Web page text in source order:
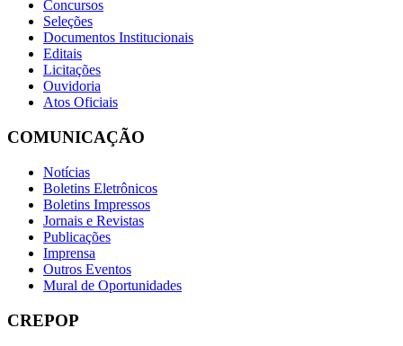
Concursos
Seleções
Documentos Institucionais
Editais
Licitações
Ouvidoria
Atos Oficiais
COMUNICAÇÃO
Notícias
Boletins Eletrônicos
Boletins Impressos
Jornais e Revistas
Publicações
Imprensa
Outros Eventos
Mural de Oportunidades
CREPOP